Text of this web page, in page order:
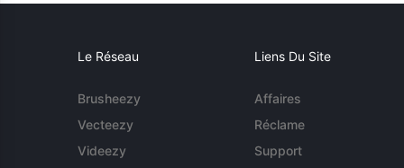
Le Réseau
Brusheezy
Vecteezy
Videezy
Liens Du Site
Affaires
Réclame
Support